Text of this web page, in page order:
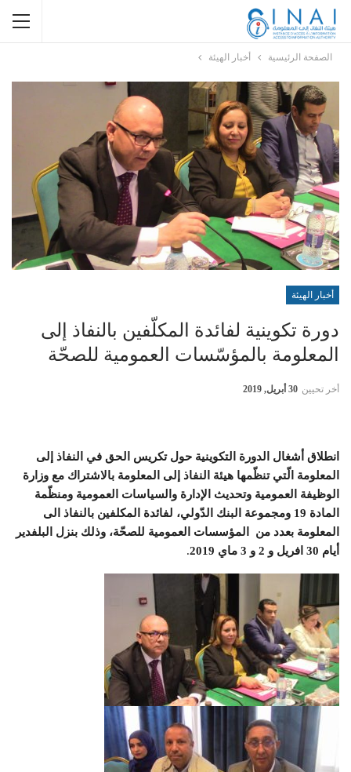
الصفحة الرئيسية أخبار الهيئة
أخبار الهيئة
دورة تكوينية لفائدة المكلّفين بالنفاذ إلى
المعلومة بالمؤسّسات العمومية للصحّة
أخر تحيين 30 أبريل, 2019
انطلاق أشغال الدورة التكوينية حول تكريس الحق في النفاذ إلى
المعلومة الّتي تنظّمها هيئة النفاذ إلى المعلومة بالاشتراك مع وزارة
الوظيفة العمومية وتحديث الإدارة والسياسات العمومية ومنظّمة
المادة 19 ومجموعة البنك الدّولي، لفائدة المكلفين بالنفاذ الى
المعلومة بعدد من المؤسسات العمومية للصحّة، وذلك بنزل البلفدير
أيام 30 افريل و 2 و 3 ماي
2019
.